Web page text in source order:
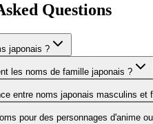
Questions
japonais ?
les noms de famille japonais ?
entre noms japonais masculins et
pour des personnages d'anime